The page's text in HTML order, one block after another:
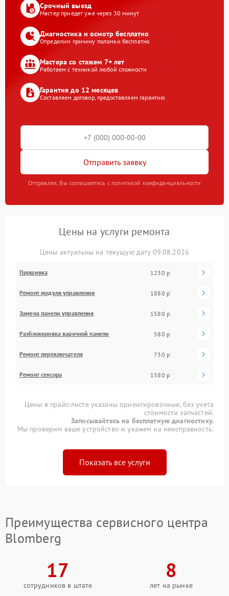
Срочный выезд
Мастер приедет уже через 30 минут
Диагностика и осмотр бесплатно
Определим причину поломки бесплатно
Мастера со стажем 7+ лет
Работаем с техникой любой сложности
Гарантия до 12 месяцев
Составляем договор, предоставляем гарантию
Отправить заявку
Отправляя, Вы соглашаетесь с политикой конфиденциальности
Цены на услуги ремонта
Цены актуальны на текущую дату 09.08.2026
Прошивка 1230 р
Ремонт модуля управления 1880 р
Замена панели управления 1580 р
Разблокировка варочной панели 580 р
Ремонт переключателя 730 р
Ремонт сенсора 1580 р
Цены в прайс-листе указаны ориентировочные, без учета
стоимости запчастей.
Записывайтесь на бесплатную диагностику.
Мы проверим ваше устройство и укажем на неисправность.
Показать все услуги
Преимущества сервисного центра
Blomberg
17
сотрудников в штате
8
лет на рынке